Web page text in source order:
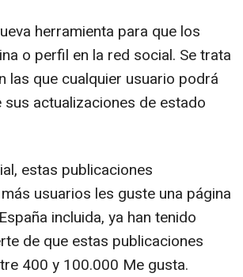
herramienta para que los
o perfil en la red social. Se trata
las que cualquier usuario podrá
actualizaciones de estado
estas publicaciones
usuarios les guste una página
incluida, ya han tenido
de que estas publicaciones
400 y 100.000 Me gusta.